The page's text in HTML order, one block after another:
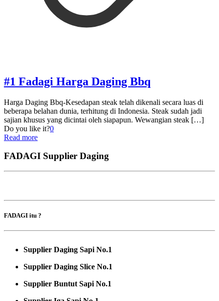
#1 Fadagi Harga Daging Bbq
Harga Daging Bbq-Kesedapan steak telah dikenali secara luas di
beberapa belahan dunia, terhitung di Indonesia. Steak sudah jadi
sajian khusus yang dicintai oleh siapapun. Wewangian steak […]
Do you like it?0
Read more
FADAGI Supplier Daging
FADAGI itu ?
Supplier Daging Sapi No.1
Supplier Daging Slice No.1
Supplier Buntut Sapi No.1